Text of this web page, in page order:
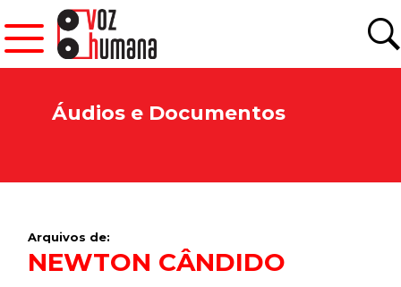
Áudios e Documentos
Arquivos de:
NEWTON CÂNDIDO